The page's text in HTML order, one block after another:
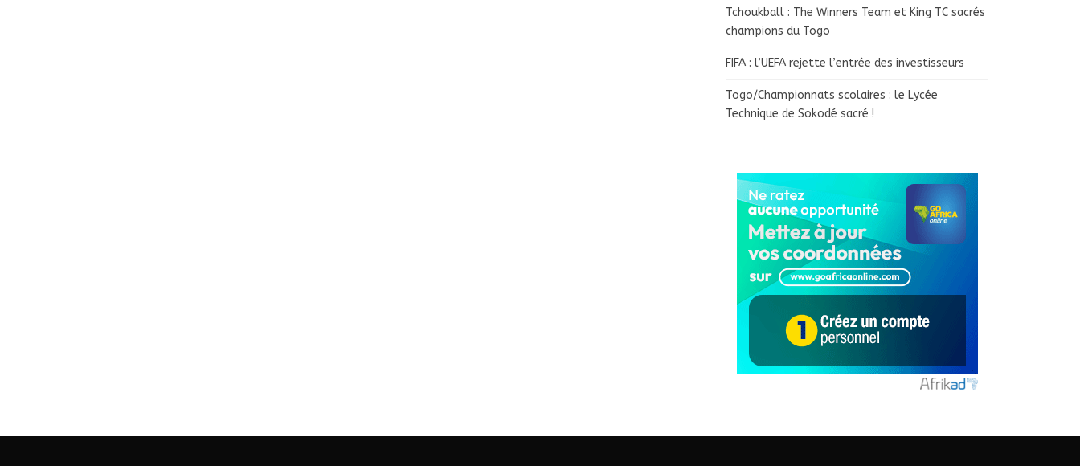
Tchoukball : The Winners Team et King TC sacrés
champions du Togo
FIFA : l’UEFA rejette l’entrée des investisseurs
Togo/Championnats scolaires : le Lycée
Technique de Sokodé sacré !